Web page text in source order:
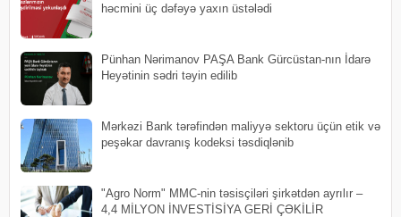
həcmini üç dəfəyə yaxın üstələdi
Pünhan Nərimanov PAŞA Bank Gürcüstan-nın İdarə
Heyətinin sədri təyin edilib
Mərkəzi Bank tərəfindən maliyyə sektoru üçün etik və
peşəkar davranış kodeksi təsdiqlənib
"Agro Norm" MMC-nin təsisçiləri şirkətdən ayrılır –
4,4 MİLYON İNVESTİSİYA GERİ ÇƏKİLİR